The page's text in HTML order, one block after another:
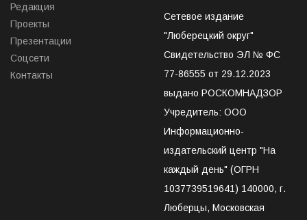
Редакция
Проекты
Презентации
Соцсети
Контакты
Сетевое издание
"Люберецкий округ"
Свидетельство ЭЛ № ФС
77-86555 от 29.12.2023
выдано РОСКОМНАДЗОР
Учредитель: ООО
Информационно-
издательский центр "На
каждый день" (ОГРН
1037739519641) 140000, г.
Люберцы, Московская